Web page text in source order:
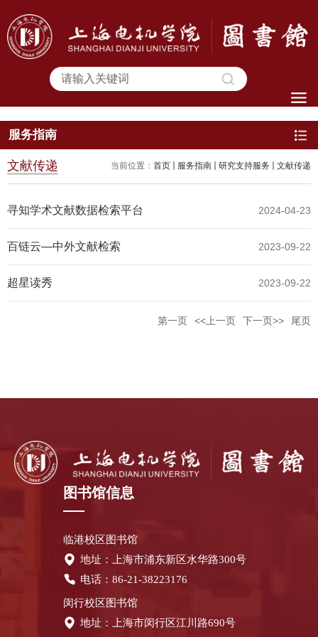
服务指南
当前位置： 首页 服务指南 研究支持服务 文献传递
文献传递
寻知学术文献数据检索平台 2024-04-23
百链云—中外文献检索 2023-09-22
超星读秀 2023-09-22
第一页 <<上一页 下一页>> 尾页
图书馆信息
临港校区图书馆
地址：上海市浦东新区水华路300号
电话：86-21-38223176
闵行校区图书馆
地址：上海市闵行区江川路690号